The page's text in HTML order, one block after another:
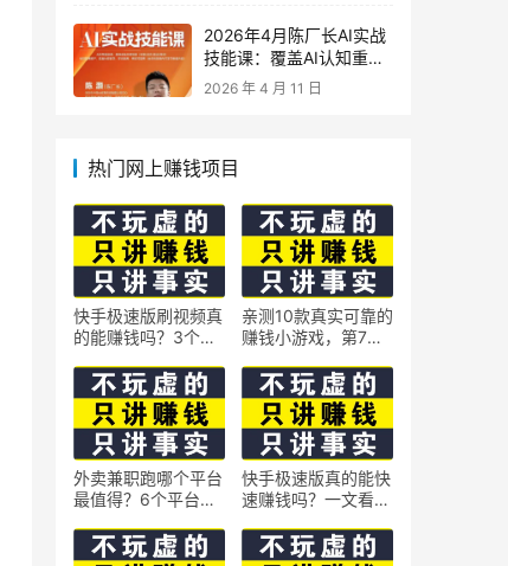
2026年4月陈厂长AI实战
技能课：覆盖AI认知重
构、智能体与大模型解
2026 年 4 月 11 日
热门网上赚钱项目
快手极速版刷视频真
的能赚钱吗？3个隐
亲测10款真实可靠的
赚钱小游戏，第7款
外卖兼职跑哪个平台
最值得？6个平台实
快手极速版真的能快
速赚钱吗？一文看懂